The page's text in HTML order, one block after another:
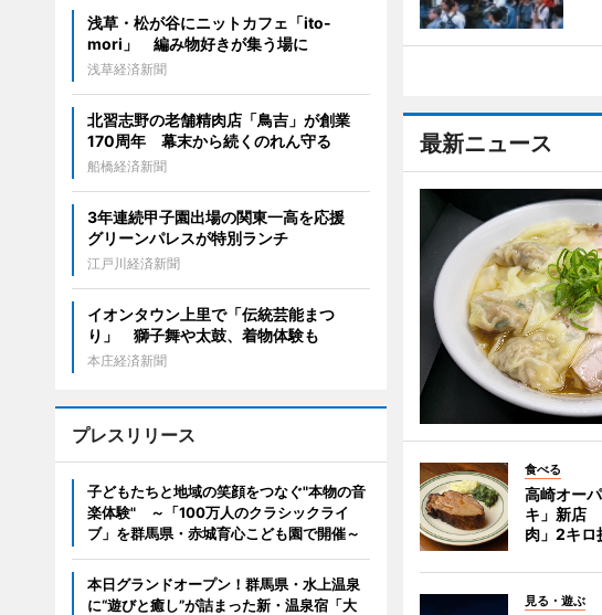
最新ニュース
食べる
高崎オー
キ」新店
肉」2キロ
見る・遊ぶ
浅草・松が谷にニットカフェ「ito-
mori」 編み物好きが集う場に
浅草経済新聞
北習志野の老舗精肉店「鳥吉」が創業
170周年 幕末から続くのれん守る
船橋経済新聞
3年連続甲子園出場の関東一高を応援
グリーンパレスが特別ランチ
江戸川経済新聞
イオンタウン上里で「伝統芸能まつ
り」 獅子舞や太鼓、着物体験も
本庄経済新聞
プレスリリース
子どもたちと地域の笑顔をつなぐ"本物の音
楽体験" ～「100万人のクラシックライ
ブ」を群馬県・赤城育心こども園で開催～
本日グランドオープン！群馬県・水上温泉
に“遊びと癒し”が詰まった新・温泉宿「大